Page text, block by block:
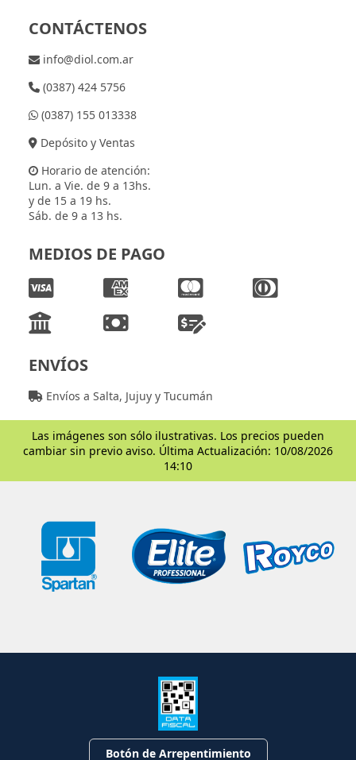
CONTÁCTENOS
info@diol.com.ar
(0387) 424 5756
(0387) 155 013338
Depósito y Ventas
Horario de atención:
Lun. a Vie. de 9 a 13hs.
y de 15 a 19 hs.
Sáb. de 9 a 13 hs.
MEDIOS DE PAGO
ENVÍOS
Envíos a Salta, Jujuy y Tucumán
Las imágenes son sólo ilustrativas. Los precios pueden
cambiar sin previo aviso. Última Actualización: 10/08/2026
14:10
Botón de Arrepentimiento